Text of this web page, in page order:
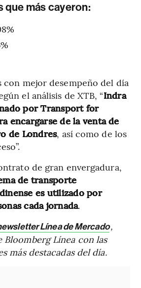
que más cayeron:
con mejor desempeño del día
el análisis de XTB, “Indra
por Transport for
encargarse de la venta de
de Londres, así como de los
de gran envergadura,
de transporte
es utilizado por
cada jornada.
Línea de Mercado,
Bloomberg Línea con las
más destacadas del día.